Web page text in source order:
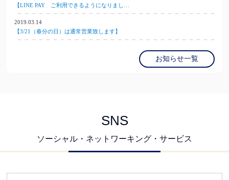
【LINE PAY ご利用できるようになりまし…
2019.03.14
【3/21（春分の日）は通常営業致します】
お知らせ一覧
SNS
ソーシャル・ネットワーキング・サービス